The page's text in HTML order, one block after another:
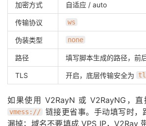
加密方式 自适应 / auto
传输协议 ws
伪装类型 none
路径 填写脚本生成的路径，前
TLS 开启，底层传输安全为
如果使用 V2RayN 或 V2RayNG，
vmess:// 链接更省事。手动填写时，
漏掉；域名不要填成 VPS IP，V2Ray